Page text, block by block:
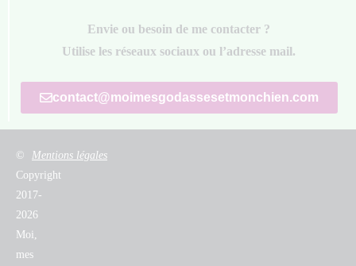
Envie ou besoin de me contacter ?
Utilise les réseaux sociaux ou l’adresse mail.
contact@moimesgodassesetmonchien.com
©
Copyright
2017-
2026
Moi,
mes
Mentions légales